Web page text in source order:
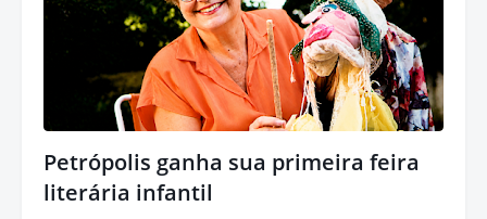
Petrópolis ganha sua primeira feira
literária infantil